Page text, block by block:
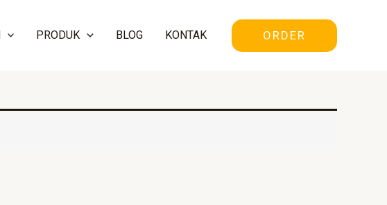
PRODUK BLOG KONTAK ORDER